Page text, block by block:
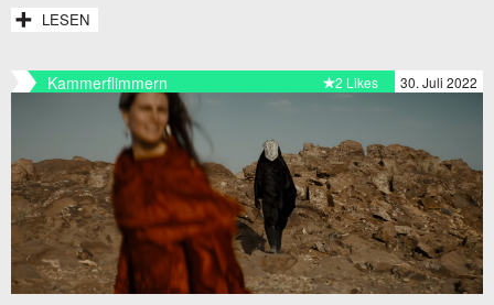
LESEN
Kammerflimmern 30. Juli 2022
2 Likes